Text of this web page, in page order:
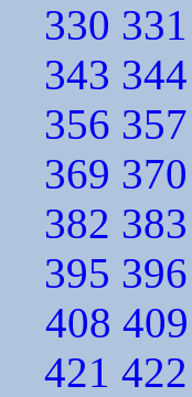
330 331
343 344
356 357
369 370
382 383
395 396
408 409
421 422